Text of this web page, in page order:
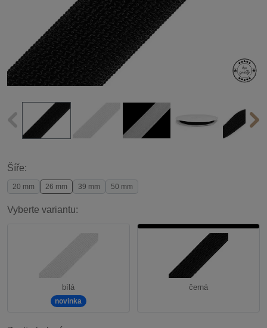
Šíře:
20 mm 26 mm 39 mm 50 mm
Vyberte variantu:
bílá
novinka
černá